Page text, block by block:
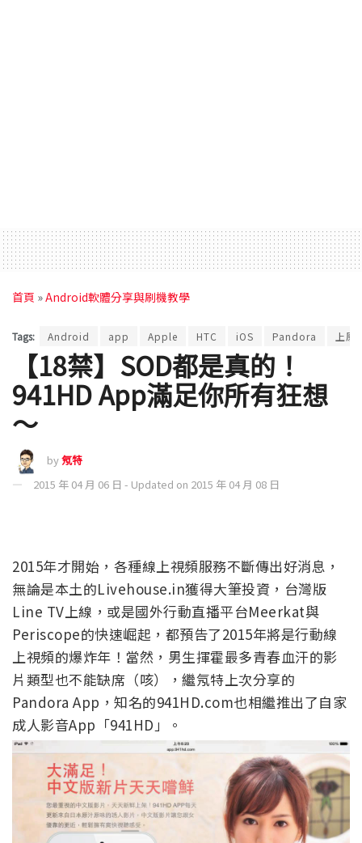
首頁 »Android軟體分享與刷機教學
Tags: Android app Apple HTC iOS Pandora 上原
【18禁】SOD都是真的！
941HD App滿足你所有狂想
～
by氖特
2015 年 04 月 06 日 - Updated on 2015 年 04 月 08 日
2015年才開始，各種線上視頻服務不斷傳出好消息，
無論是本土的Livehouse.in獲得大筆投資，台灣版
Line TV上線，或是國外行動直播平台Meerkat與
Periscope的快速崛起，都預告了2015年將是行動線
上視頻的爆炸年！當然，男生揮霍最多青春血汗的影
片類型也不能缺席（咳），繼氖特上次分享的
Pandora App，知名的941HD.com也相繼推出了自家
成人影音App「941HD」。